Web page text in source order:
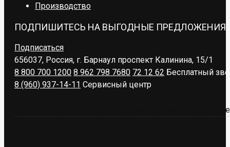
Производство
ПОДПИШИТЕСЬ НА ВЫГОДНЫЕ ПРЕДЛОЖЕНИЯ
Подписаться
656037, Россия, г. Барнаул проспект Калинина, 15/1
8 800 700 1200 8 962 798 7680 72 12 62 Бесплатный
8 (960) 937-14-11 Сервисный центр
Представленная на сайте информация носит